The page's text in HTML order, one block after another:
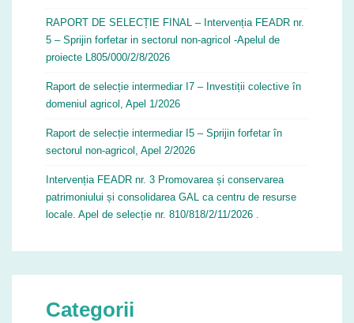
RAPORT DE SELECȚIE FINAL – Intervenția FEADR nr.
5 – Sprijin forfetar in sectorul non-agricol -Apelul de
proiecte L805/000/2/8/2026
Raport de selecție intermediar I7 – Investiții colective în
domeniul agricol, Apel 1/2026
Raport de selecție intermediar I5 – Sprijin forfetar în
sectorul non-agricol, Apel 2/2026
Intervenția FEADR nr. 3 Promovarea și conservarea
patrimoniului și consolidarea GAL ca centru de resurse
locale. Apel de selecție nr. 810/818/2/11/2026 .
Categorii